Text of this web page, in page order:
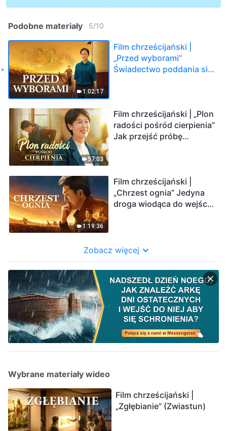
Podobne materiały 5/10
1:02:17
Film chrześcijański |
„Przed wyborami”
Świadectwo poddania się
57:03
Film chrześcijański | „Plon
radości pośród cierpienia”
Jak przejść próbę
1:19:36
Film chrześcijański |
„Chrzest ognia” Jedyna
droga wiodąca do wejścia
Zobacz więcej
Wybrane materiały wideo
Film chrześcijański |
„Zgłębianie” (Zwiastun)